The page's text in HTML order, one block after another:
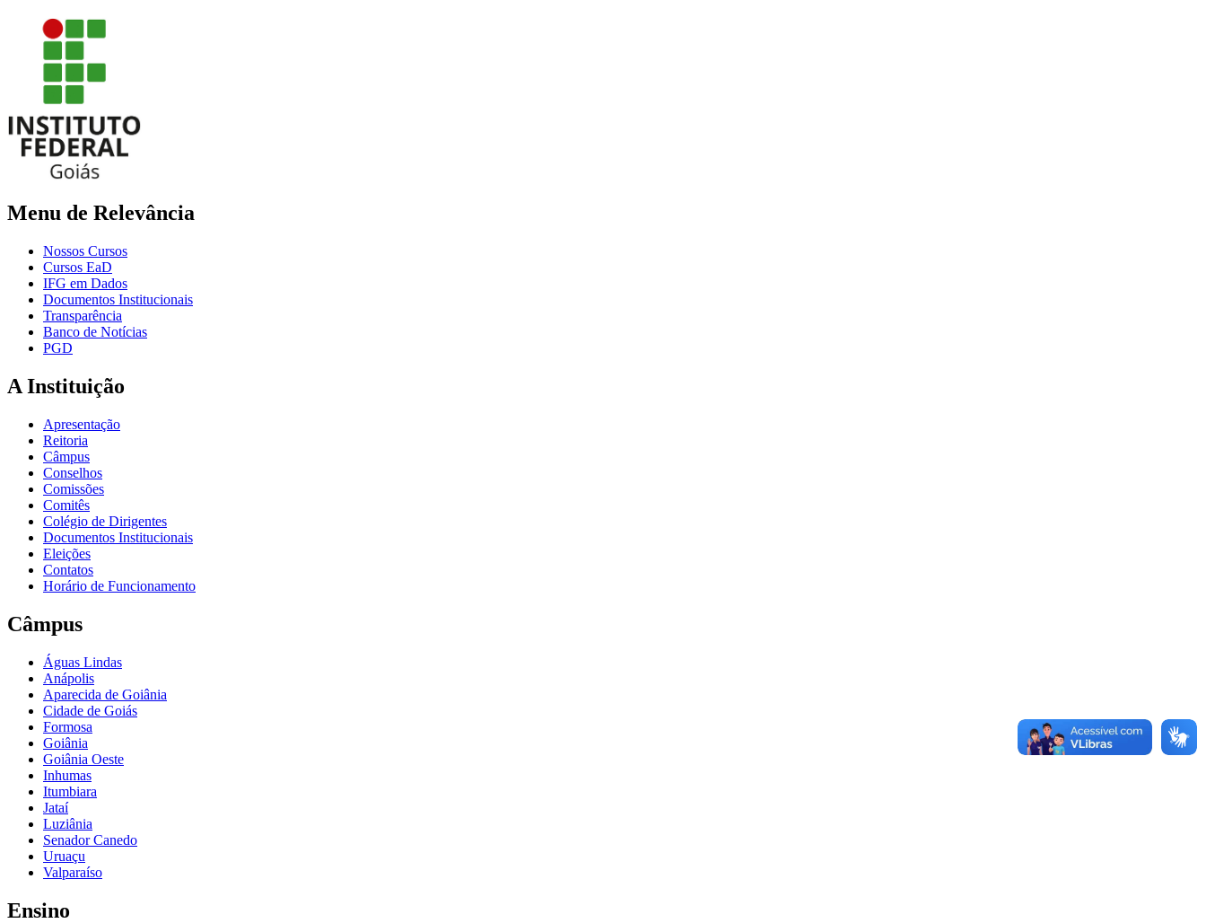
Menu de Relevância
Nossos Cursos
Cursos EaD
IFG em Dados
Documentos Institucionais
Transparência
Banco de Notícias
PGD
A Instituição
Apresentação
Reitoria
Câmpus
Conselhos
Comissões
Comitês
Colégio de Dirigentes
Documentos Institucionais
Eleições
Contatos
Horário de Funcionamento
Câmpus
Águas Lindas
Anápolis
Aparecida de Goiânia
Cidade de Goiás
Formosa
Goiânia
Goiânia Oeste
Inhumas
Itumbiara
Jataí
Luziânia
Senador Canedo
Uruaçu
Valparaíso
Ensino